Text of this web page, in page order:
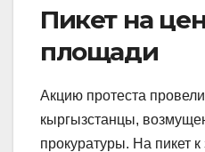
Пикет на
площади
Акцию протеста
кыргызстанцы,
прокуратуры. На пикет